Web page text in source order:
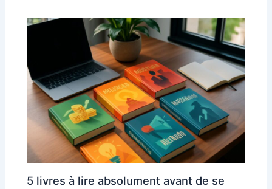
5 livres à lire absolument avant de se